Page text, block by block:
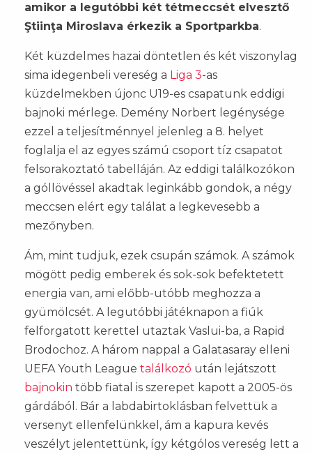
amikor a legutóbbi két tétmeccsét elvesztő
Ştiinţa Miroslava érkezik a Sportparkba.
Két küzdelmes hazai döntetlen és két viszonylag
sima idegenbeli vereség a Liga 3-as
küzdelmekben újonc U19-es csapatunk eddigi
bajnoki mérlege. Demény Norbert legénysége
ezzel a teljesítménnyel jelenleg a 8. helyet
foglalja el az egyes számú csoport tíz csapatot
felsorakoztató tabelláján. Az eddigi találkozókon
a góllövéssel akadtak leginkább gondok, a négy
meccsen elért egy találat a legkevesebb a
mezőnyben.
Ám, mint tudjuk, ezek csupán számok. A számok
mögött pedig emberek és sok-sok befektetett
energia van, ami előbb-utóbb meghozza a
gyümölcsét. A legutóbbi játéknapon a fiúk
felforgatott kerettel utaztak Vaslui-ba, a Rapid
Brodochoz. A három nappal a Galatasaray elleni
UEFA Youth League találkozó után lejátszott
bajnokin több fiatal is szerepet kapott a 2005-ös
gárdából. Bár a labdabirtoklásban felvettük a
versenyt ellenfelünkkel, ám a kapura kevés
veszélyt jelentettünk, így kétgólos vereség lett a